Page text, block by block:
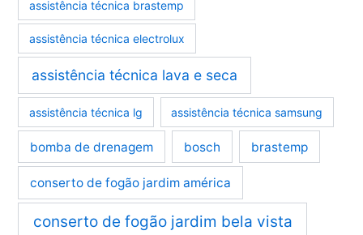
assistência técnica brastemp
assistência técnica electrolux
assistência técnica lava e seca
assistência técnica lg assistência técnica samsung
bomba de drenagem bosch brastemp
conserto de fogão jardim américa
conserto de fogão jardim bela vista